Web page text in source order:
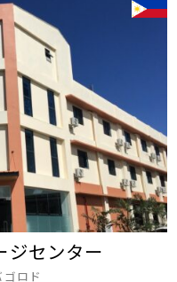
ジセンター
ゴロド